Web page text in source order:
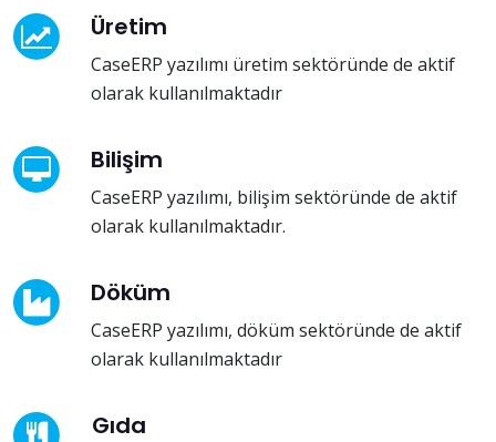
Üretim
CaseERP yazılımı üretim sektöründe de aktif
olarak kullanılmaktadır
Bilişim
CaseERP yazılımı, bilişim sektöründe de aktif
olarak kullanılmaktadır.
Döküm
CaseERP yazılımı, döküm sektöründe de aktif
olarak kullanılmaktadır
Gıda